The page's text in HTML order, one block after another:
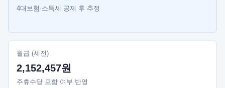
4대보험·소득세 공제 후 추정
월급 (세전)
2,152,457원
주휴수당 포함 여부 반영